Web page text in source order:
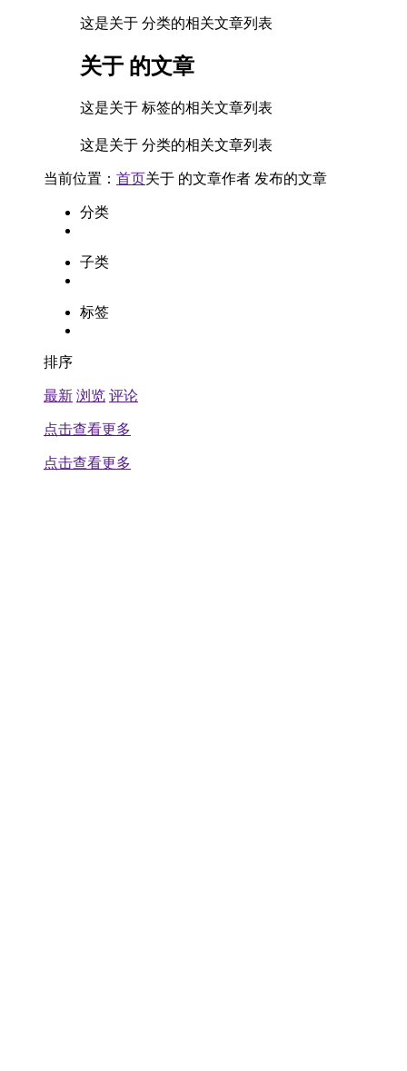
这是关于 分类的相关文章列表
关于 的文章
这是关于 标签的相关文章列表
这是关于 分类的相关文章列表
当前位置： 首页关于 的文章作者 发布的文章
分类
子类
标签
排序
最新 浏览 评论
点击查看更多
点击查看更多